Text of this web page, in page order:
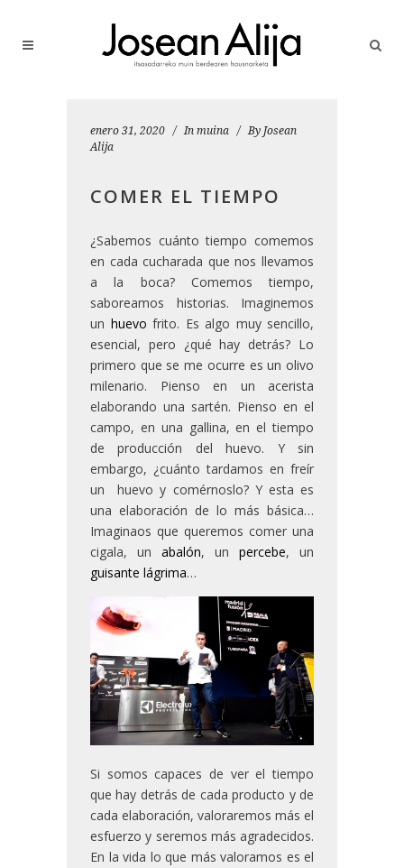
enero 31, 2020 Inmuina By Josean
Alija
COMER EL TIEMPO
¿Sabemos cuánto tiempo comemos
en cada cucharada que nos llevamos
a la boca? Comemos tiempo,
saboreamos historias. Imaginemos
un huevo frito. Es algo muy sencillo,
esencial, pero ¿qué hay detrás? Lo
primero que se me ocurre es un olivo
milenario. Pienso en un acerista
elaborando una sartén. Pienso en el
campo, en una gallina, en el tiempo
de producción del huevo. Y sin
embargo, ¿cuánto tardamos en freír
un huevo y comérnoslo? Y esta es
una elaboración de lo más básica…
Imaginaos que queremos comer una
cigala, un abalón, un percebe, un
guisante lágrima…
Si somos capaces de ver el tiempo
que hay detrás de cada producto y de
cada elaboración, valoraremos más el
esfuerzo y seremos más agradecidos.
En la vida lo que más valoramos es el